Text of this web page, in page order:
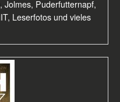
Jolmes, Puderfutternapf,
Leserfotos und vieles